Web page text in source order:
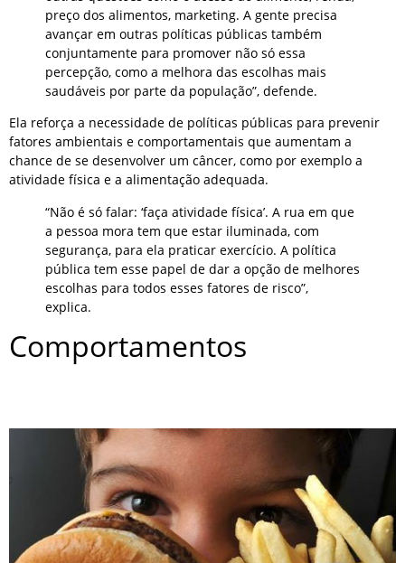
preço dos alimentos, marketing. A gente precisa
avançar em outras políticas públicas também
conjuntamente para promover não só essa
percepção, como a melhora das escolhas mais
saudáveis por parte da população”, defende.
Ela reforça a necessidade de políticas públicas para prevenir
fatores ambientais e comportamentais que aumentam a
chance de se desenvolver um câncer, como por exemplo a
atividade física e a alimentação adequada.
“Não é só falar: ‘faça atividade física’. A rua em que
a pessoa mora tem que estar iluminada, com
segurança, para ela praticar exercício. A política
pública tem esse papel de dar a opção de melhores
escolhas para todos esses fatores de risco”,
explica.
Comportamentos